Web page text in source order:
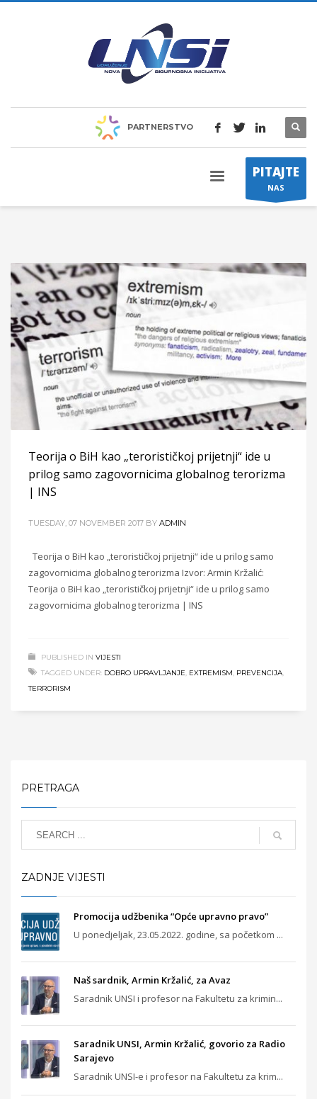
PARTNERSTVO
PITAJTE
NAS
Teorija o BiH kao „terorističkoj prijetnji“ ide u
prilog samo zagovornicima globalnog terorizma
| INS
TUESDAY, 07 NOVEMBER 2017 BY ADMIN
Teorija o BiH kao „terorističkoj prijetnji“ ide u prilog samo
zagovornicima globalnog terorizma Izvor: Armin Kržalić:
Teorija o BiH kao „terorističkoj prijetnji“ ide u prilog samo
zagovornicima globalnog terorizma | INS
PUBLISHED IN VIJESTI
TAGGED UNDER: DOBRO UPRAVLJANJE, EXTREMISM, PREVENCIJA,
TERRORISM
PRETRAGA
ZADNJE VIJESTI
Promocija udžbenika “Opće upravno pravo”
U ponedjeljak, 23.05.2022. godine, sa početkom ...
Naš sardnik, Armin Kržalić, za Avaz
Saradnik UNSI i profesor na Fakultetu za krimin...
Saradnik UNSI, Armin Kržalić, govorio za Radio
Sarajevo
Saradnik UNSI-e i profesor na Fakultetu za krim...